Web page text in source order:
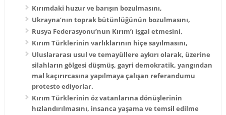
Kırımdaki huzur ve barışın bozulmasını,
Ukrayna’nın toprak bütünlüğünün bozulmasını,
Rusya Federasyonu’nun Kırım’ı işgal etmesini,
Kırım Türklerinin varlıklarının hiçe sayılmasını,
Uluslararası usul ve temayüllere aykırı olarak, üzerine
silahların gölgesi düşmüş, gayri demokratik, yangından
mal kaçırırcasına yapılmaya çalışan referandumu
protesto ediyorlar.
Kırım Türklerinin öz vatanlarına dönüşlerinin
hızlandırılmasını, insanca yaşama ve temsil edilme